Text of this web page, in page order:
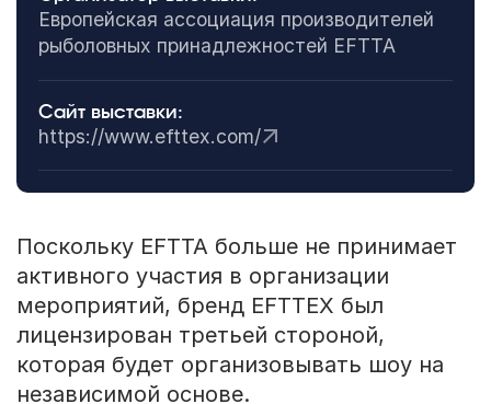
Европейская ассоциация производителей
рыболовных принадлежностей EFTTA
Сайт выставки:
https://www.efttex.com/
Поскольку EFTTA больше не принимает
активного участия в организации
мероприятий, бренд EFTTEX был
лицензирован третьей стороной,
которая будет организовывать шоу на
независимой основе.